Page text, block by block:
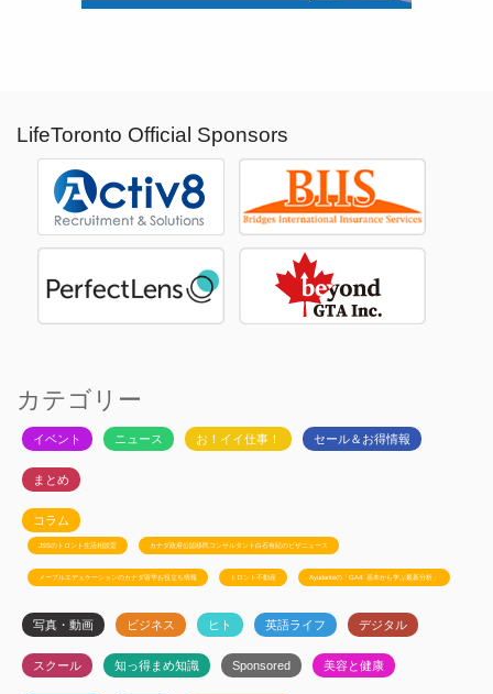
LifeToronto Official Sponsors
カテゴリー
イベント ニュース お！イイ仕事！ セール＆お得情報
まとめ
コラム
JSSのトロント生活相談室 カナダ政府公認移民コンサルタント白石有紀のビザニュース
メープルエデュケーションのカナダ留学お役立ち情報 トロント不動産 Ayudanteの「GA4: 基本から学ぶ最新分析」
写真・動画 ビジネス ヒト 英語ライフ デジタル
スクール 知っ得まめ知識 Sponsored 美容と健康